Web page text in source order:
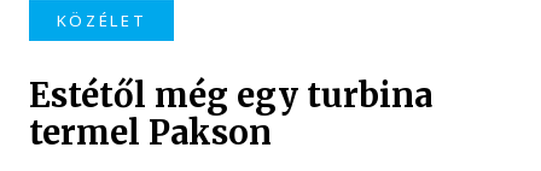
KÖZÉLET
Estétől még egy turbina
termel Pakson